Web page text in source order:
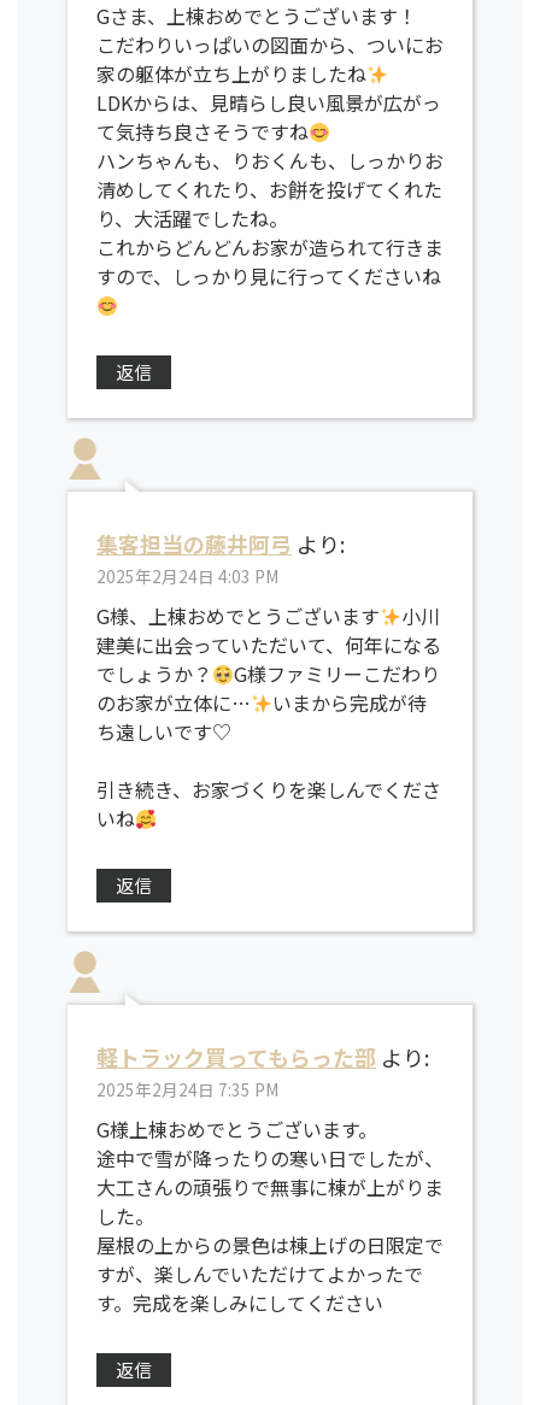
Gさま、上棟おめでとうございます！
こだわりいっぱいの図面から、ついにお
家の躯体が立ち上がりましたね
LDKからは、見晴らし良い風景が広がっ
て気持ち良さそうですね
ハンちゃんも、りおくんも、しっかりお
清めしてくれたり、お餅を投げてくれた
り、大活躍でしたね。
これからどんどんお家が造られて行きま
すので、しっかり見に行ってくださいね
返信
集客担当の藤井阿弓 より:
2025年2月24日 4:03 PM
G様、上棟おめでとうございます
小川
建美に出会っていただいて、何年になる
でしょうか？
G様ファミリーこだわり
のお家が立体に…
いまから完成が待
ち遠しいです♡
引き続き、お家づくりを楽しんでくださ
いね
返信
軽トラック買ってもらった部 より:
2025年2月24日 7:35 PM
G様上棟おめでとうございます。
途中で雪が降ったりの寒い日でしたが、
大工さんの頑張りで無事に棟が上がりま
した。
屋根の上からの景色は棟上げの日限定で
すが、楽しんでいただけてよかったで
す。完成を楽しみにしてください
返信